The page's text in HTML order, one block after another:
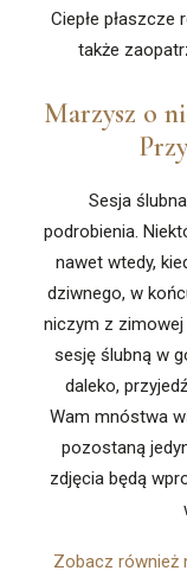
Ciepłe
także
Marzysz o
Sesja
podrobienia.
nawet wtedy,
dziwnego, w
niczym z
sesję ślubną w
daleko,
Wam mnóstwa
pozostaną
zdjęcia będą
Zobacz również